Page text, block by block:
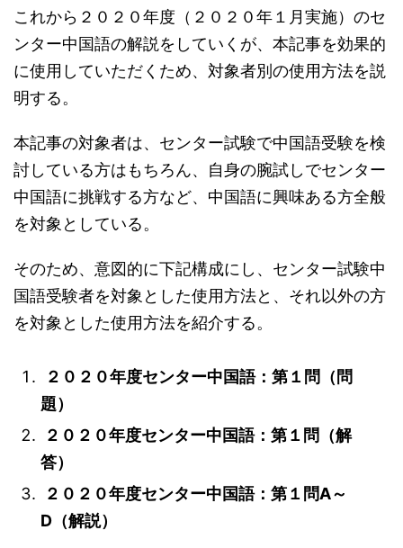
これから２０２０年度（２０２０年１月実施）のセ
ンター中国語の解説をしていくが、本記事を効果的
に使用していただくため、対象者別の使用方法を説
明する。
本記事の対象者は、センター試験で中国語受験を検
討している方はもちろん、自身の腕試しでセンター
中国語に挑戦する方など、中国語に興味ある方全般
を対象としている。
そのため、意図的に下記構成にし、センター試験中
国語受験者を対象とした使用方法と、それ以外の方
を対象とした使用方法を紹介する。
２０２０年度センター中国語：第１問（問
題）
２０２０年度センター中国語：第１問（解
答）
２０２０年度センター中国語：第１問A～
D（解説）